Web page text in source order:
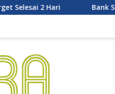
Bank Sumsel Babel dan